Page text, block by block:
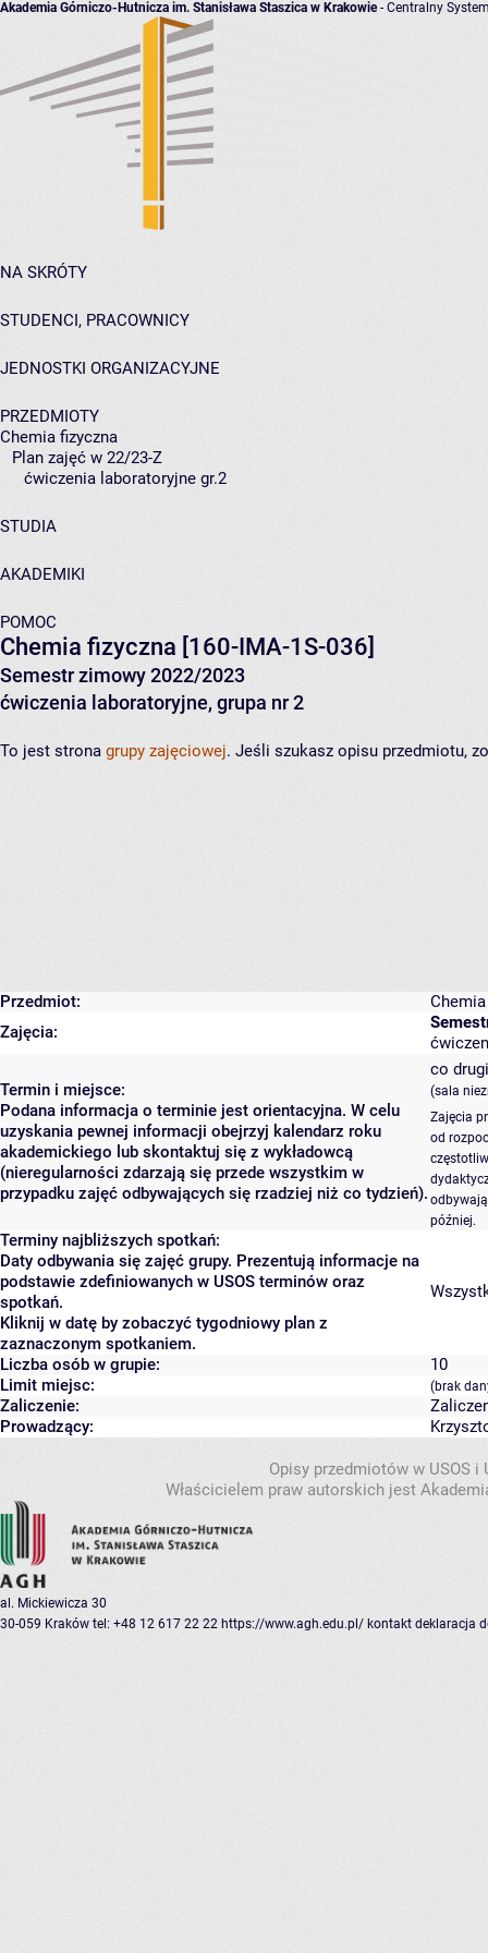
Akademia Górniczo-Hutnicza im. Stanisława Staszica w Krakowie- Centralny
NA SKRÓTY
STUDENCI, PRACOWNICY
JEDNOSTKI ORGANIZACYJNE
PRZEDMIOTY
Chemia fizyczna
Plan zajęć w 22/23-Z
ćwiczenia laboratoryjne gr.2
STUDIA
AKADEMIKI
POMOC
Chemia fizyczna [160-IMA-1S-036]
Semestr zimowy 2022/2023
ćwiczenia laboratoryjne, grupa nr 2
To jest strona grupy zajęciowej. Jeśli szukasz opisu przedmiotu,
Przedmiot:
Zajęcia:
Termin i miejsce:
Podana informacja o terminie jest orientacyjna. W celu
uzyskania pewnej informacji obejrzyj kalendarz roku
akademickiego lub skontaktuj się z wykładowcą
(nieregularności zdarzają się przede wszystkim w
przypadku zajęć odbywających się rzadziej niż co tydzień).
co
(sala
Zajęcia
od
później.
Terminy najbliższych spotkań:
Daty odbywania się zajęć grupy. Prezentują informacje na
podstawie zdefiniowanych w USOS terminów oraz
spotkań.
Kliknij w datę by zobaczyć tygodniowy plan z
zaznaczonym spotkaniem.
Liczba osób w grupie:
10
Limit miejsc:
(brak
Zaliczenie:
Prowadzący:
Opisy przedmiotów w USOS
Właścicielem praw autorskich jest
al. Mickiewicza 30
30-059 Kraków tel: +48 12 617 22 22 https://www.agh.edu.pl/ kontakt deklaracja